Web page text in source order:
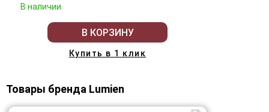
В наличии
В КОРЗИНУ
Купить в 1 клик
Товары бренда Lumien